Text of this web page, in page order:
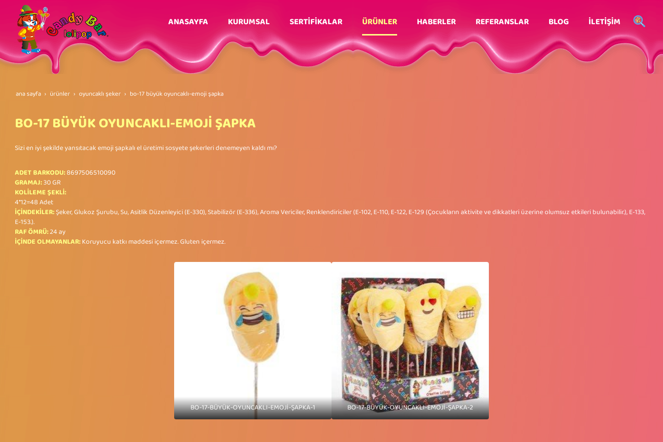
ANASAYFA KURUMSAL SERTİFİKALAR ÜRÜNLER HABERLER REFERANSLAR BLOG İLETİŞİM
ana sayfa ürünler oyuncaklı şeker bo-17 büyük oyuncakli-emoji̇ şapka
BO-17 BÜYÜK OYUNCAKLI-EMOJİ ŞAPKA
Sizi en iyi şekilde yansıtacak emoji şapkalı el üretimi sosyete şekerleri denemeyen kaldı mı?
ADET BARKODU:8697506510090
GRAMAJ:30 GR
KOLİLEME ŞEKLİ:
4*12=48 Adet
İÇİNDEKİLER:Şeker, Glukoz Şurubu, Su, Asitlik Düzenleyici (E-330), Stabilizör (E-336), Aroma Vericiler, Renklendiriciler (E-102, E-110, E-122, E-129 (Çocukların aktivite ve dikkatleri üzerine olumsuz etkileri bulunabilir.), E-133,
E-153.).
RAF ÖMRÜ:24 ay
İÇİNDE OLMAYANLAR:Koruyucu katkı maddesi içermez. Gluten içermez.
BO-17-BÜYÜK-OYUNCAKLI-EMOJİ-ŞAPKA-1 BO-17-BÜYÜK-OYUNCAKLI-EMOJİ-ŞAPKA-2